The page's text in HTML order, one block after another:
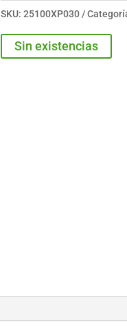
SKU: 25100XP030
Sin existencias